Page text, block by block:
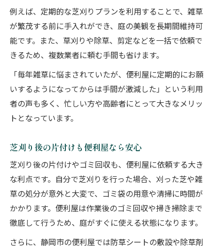
例えば、定期的な芝刈りプランを利用することで、雑草
が繁茂する前に手入れができ、庭の美観を長期間維持可
能です。また、草刈りや除草、剪定などを一括で依頼で
きるため、複数業者に頼む手間も省けます。
「毎年雑草に悩まされていたが、便利屋に定期的にお願
いするようになってからは手間が激減した」という利用
者の声も多く、忙しい方や高齢者にとって大きなメリッ
トとなっています。
芝刈り後の片付けも便利屋なら安心
芝刈り後の片付けやゴミ回収も、便利屋に依頼する大き
な利点です。自分で芝刈りを行った場合、刈った芝や雑
草の処分が意外と大変で、ゴミ袋の用意や清掃に時間が
かかります。便利屋は作業後のゴミ回収や掃き掃除まで
徹底して行うため、庭がすぐに使える状態になります。
さらに、静岡市の便利屋では防草シートの敷設や除草剤